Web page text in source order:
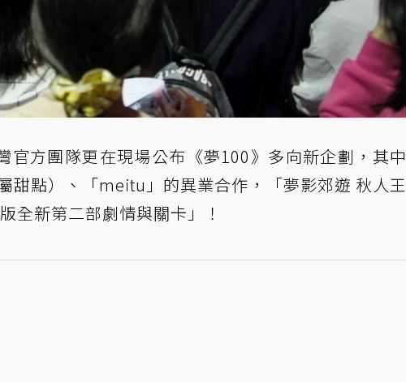
官方團隊更在現場公布《夢100》多向新企劃，其中
甜點）、「meitu」的異業合作，「夢影郊遊 秋人王
全新第二部劇情與關卡」！